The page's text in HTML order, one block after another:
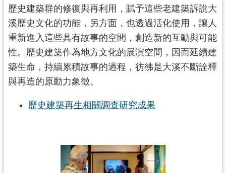
歷史建築群的修復與再利用，賦予這些老建築訴說大
溪歷史文化的功能，另方面，也透過活化使用，讓人
重新進入這些具有故事的空間，創造新的互動與可能
性。歷史建築作為地方文化的展演空間，因而延續建
築生命，持續累積故事的過程，彷彿是大溪不斷詮釋
與再造的原動力象徵。
歷史建築再生相關調查研究成果